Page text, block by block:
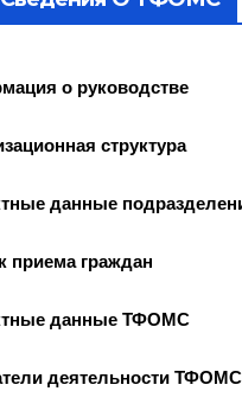
о руководстве
структура
данные
приема граждан
данные ТФОМС
деятельности ТФОМС